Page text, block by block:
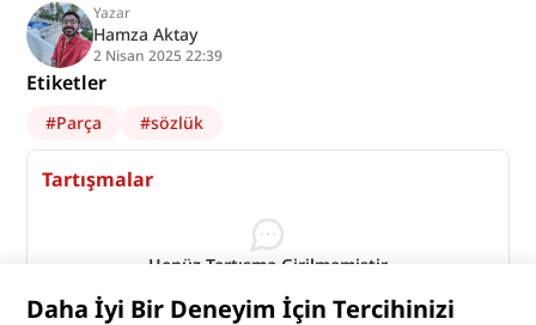
Daha İyi Bir Deneyim İçin Tercihinizi
Yazar
Hamza Aktay
2 Nisan 2025 22:39
Etiketler
#Parça #sözlük
Tartışmalar
Henüz Tartışma Girilmemiştir